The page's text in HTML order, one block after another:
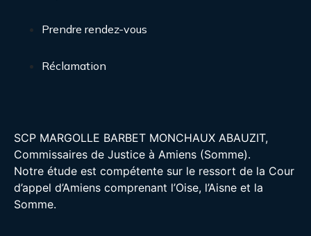
Prendre rendez-vous
Réclamation
SCP MARGOLLE BARBET MONCHAUX ABAUZIT,
Commissaires de Justice à Amiens (Somme).
Notre étude est compétente sur le ressort de la Cour
d’appel d’Amiens comprenant l’Oise, l’Aisne et la
Somme.